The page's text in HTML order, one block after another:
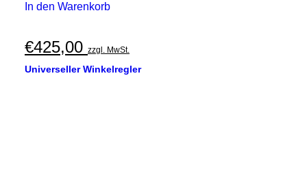
In den Warenkorb
€425,00 zzgl. MwSt.
Universeller Winkelregler